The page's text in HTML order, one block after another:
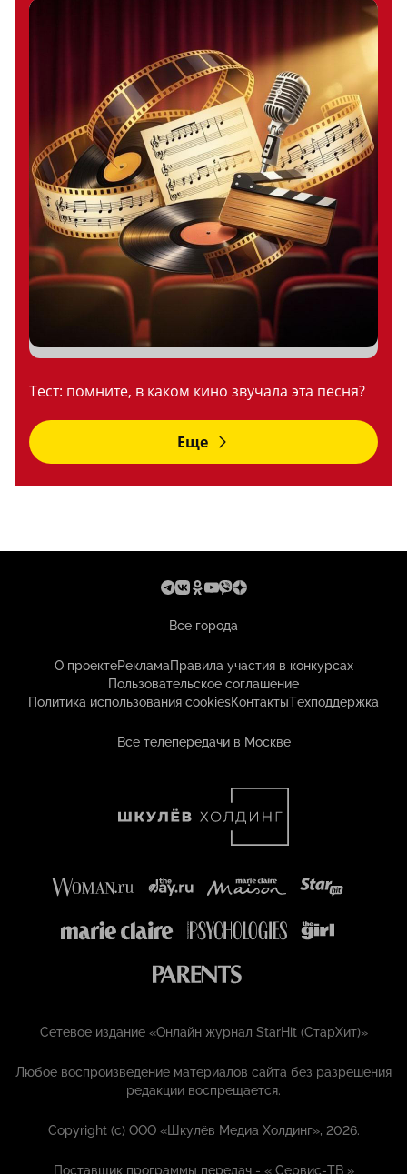
Тест: помните, в каком кино звучала эта песня?
Еще
Все города
О проектеРекламаПравила участия в конкурсах
Пользовательское соглашение
Политика использования cookiesКонтактыТехподдержка
Все телепередачи в Москве
Сетевое издание «Онлайн журнал StarHit (СтарХит)»
Любое воспроизведение материалов сайта без разрешения
редакции воспрещается.
Copyright (с) ООО «Шкулёв Медиа Холдинг», 2026.
Поставщик программы передач - «Сервис-ТВ »